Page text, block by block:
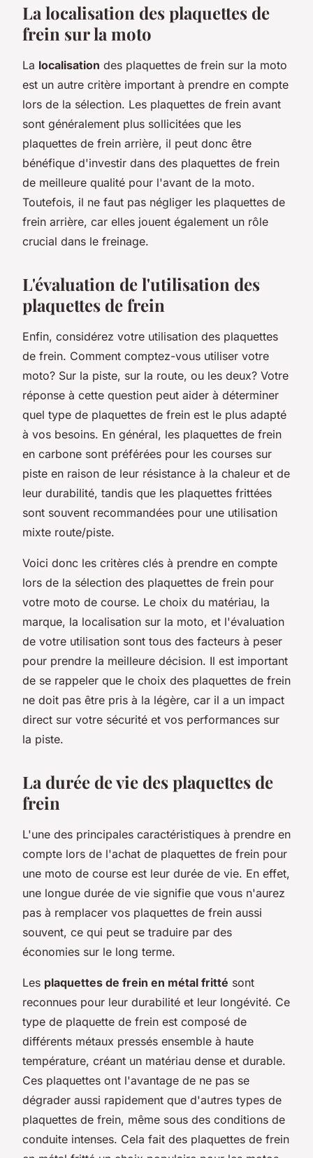
La localisation des plaquettes de
frein sur la moto
La localisation des plaquettes de frein sur la moto
est un autre critère important à prendre en compte
lors de la sélection. Les plaquettes de frein avant
sont généralement plus sollicitées que les
plaquettes de frein arrière, il peut donc être
bénéfique d'investir dans des plaquettes de frein
de meilleure qualité pour l'avant de la moto.
Toutefois, il ne faut pas négliger les plaquettes de
frein arrière, car elles jouent également un rôle
crucial dans le freinage.
L'évaluation de l'utilisation des
plaquettes de frein
Enfin, considérez votre utilisation des plaquettes
de frein. Comment comptez-vous utiliser votre
moto? Sur la piste, sur la route, ou les deux? Votre
réponse à cette question peut aider à déterminer
quel type de plaquettes de frein est le plus adapté
à vos besoins. En général, les plaquettes de frein
en carbone sont préférées pour les courses sur
piste en raison de leur résistance à la chaleur et de
leur durabilité, tandis que les plaquettes frittées
sont souvent recommandées pour une utilisation
mixte route/piste.
Voici donc les critères clés à prendre en compte
lors de la sélection des plaquettes de frein pour
votre moto de course. Le choix du matériau, la
marque, la localisation sur la moto, et l'évaluation
de votre utilisation sont tous des facteurs à peser
pour prendre la meilleure décision. Il est important
de se rappeler que le choix des plaquettes de frein
ne doit pas être pris à la légère, car il a un impact
direct sur votre sécurité et vos performances sur
la piste.
La durée de vie des plaquettes de
frein
L'une des principales caractéristiques à prendre en
compte lors de l'achat de plaquettes de frein pour
une moto de course est leur durée de vie. En effet,
une longue durée de vie signifie que vous n'aurez
pas à remplacer vos plaquettes de frein aussi
souvent, ce qui peut se traduire par des
économies sur le long terme.
Les plaquettes de frein en métal fritté sont
reconnues pour leur durabilité et leur longévité. Ce
type de plaquette de frein est composé de
différents métaux pressés ensemble à haute
température, créant un matériau dense et durable.
Ces plaquettes ont l'avantage de ne pas se
dégrader aussi rapidement que d'autres types de
plaquettes de frein, même sous des conditions de
conduite intenses. Cela fait des plaquettes de frein